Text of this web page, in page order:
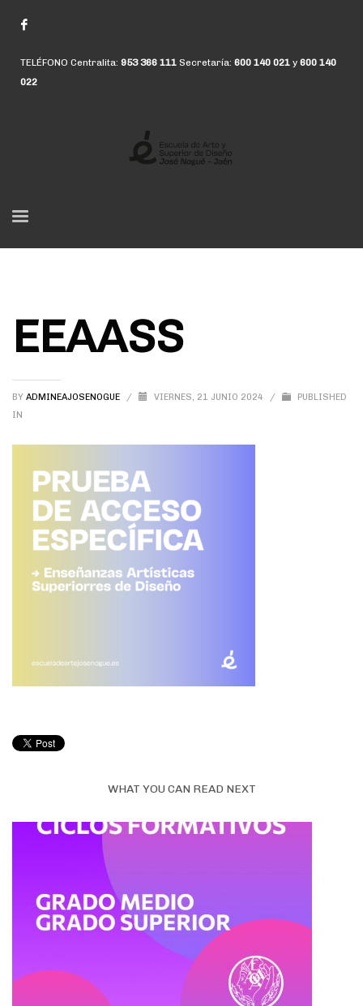
TELÉFONO Centralita: 953 366 111 Secretaría: 600 140 021 y 600 140
022
EEAASS
BY ADMINEAJOSENOGUE / VIERNES, 21 JUNIO 2024 /
PUBLISHED
IN
WHAT YOU CAN READ NEXT